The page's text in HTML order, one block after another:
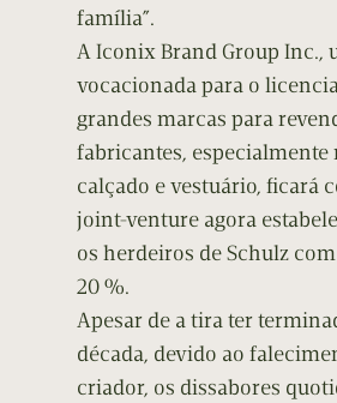
família”.
A Iconix Brand Group Inc.,
vocacionada para o
grandes marcas para
fabricantes, especialmente
calçado e vestuário, ficará
joint-venture agora
os herdeiros de Schulz
20 %.
Apesar de a tira ter
década, devido ao
criador, os dissabores